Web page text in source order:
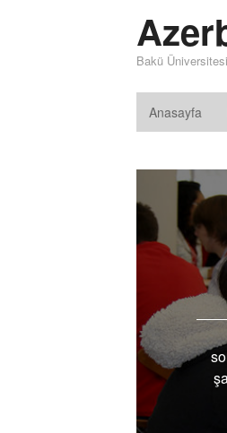
Bakü Üniversitesi
Anasayfa